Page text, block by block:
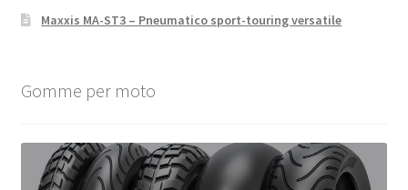
Maxxis MA-ST3 – Pneumatico sport-touring versatile
Gomme per moto